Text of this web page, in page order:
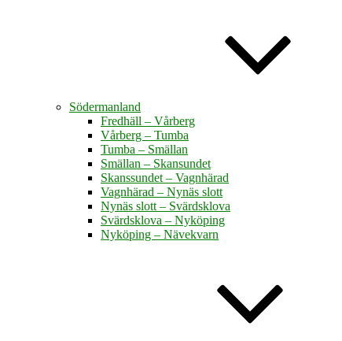
Södermanland
Fredhäll – Vårberg
Vårberg – Tumba
Tumba – Smällan
Smällan – Skansundet
Skanssundet – Vagnhärad
Vagnhärad – Nynäs slott
Nynäs slott – Svärdsklova
Svärdsklova – Nyköping
Nyköping – Nävekvarn